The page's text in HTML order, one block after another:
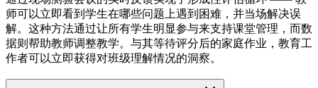
师可以立即看到学生在哪些问题上遇到困难，并当场解决误
解。这种方法通过让所有学生明显参与来支持课堂管理，而数
据则帮助教师调整教学。与其等待评分后的家庭作业，教育工
作者可以立即获得对班级理解情况的洞察。